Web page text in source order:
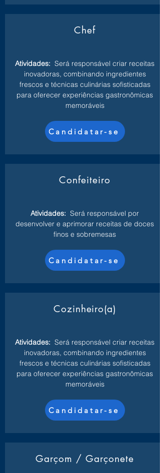
Chef
Atividades: Será responsável criar receitas
inovadoras, combinando ingredientes
frescos e técnicas culinárias sofisticadas
para oferecer experiências gastronômicas
memoráveis
Candidatar-se
Confeiteiro
Atividades: Será responsável por
desenvolver e aprimorar receitas de doces
finos e sobremesas
Candidatar-se
Cozinheiro(a)
Atividades: Será responsável criar receitas
inovadoras, combinando ingredientes
frescos e técnicas culinárias sofisticadas
para oferecer experiências gastronômicas
memoráveis
Candidatar-se
Garçom / Garçonete